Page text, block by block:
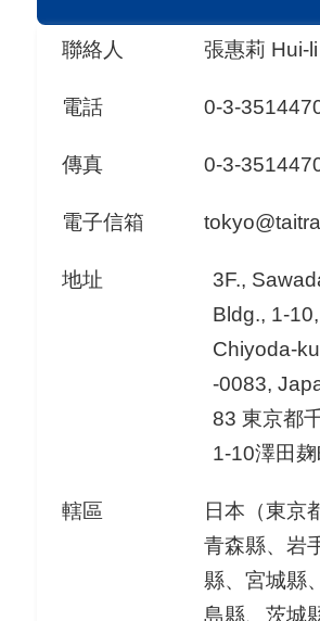
聯絡人 張惠莉 Hui-
電話 0-3-
傳真 0-3-
電子信箱
地址
3F.,
Bldg., 1-
Chiyoda-
-0083,
83 東京都
1-10澤田
轄區
日本（東京
青森縣、岩
縣、宮城縣
島縣、茨城